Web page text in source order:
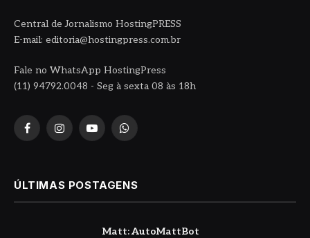
Central de Jornalismo HostingPRESS
E-mail: editoria@hostingpress.com.br
Fale no WhatsApp HostingPress
(11) 94792.0048 - Seg à sexta 08 às 18h
FacebookInstagramYouTubeWhatsApp
ÚLTIMAS POSTAGENS
Matt: AutoMattBot